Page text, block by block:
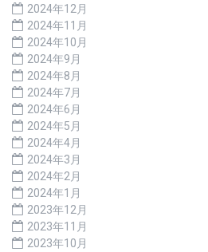
2024年12月
2024年11月
2024年10月
2024年9月
2024年8月
2024年7月
2024年6月
2024年5月
2024年4月
2024年3月
2024年2月
2024年1月
2023年12月
2023年11月
2023年10月